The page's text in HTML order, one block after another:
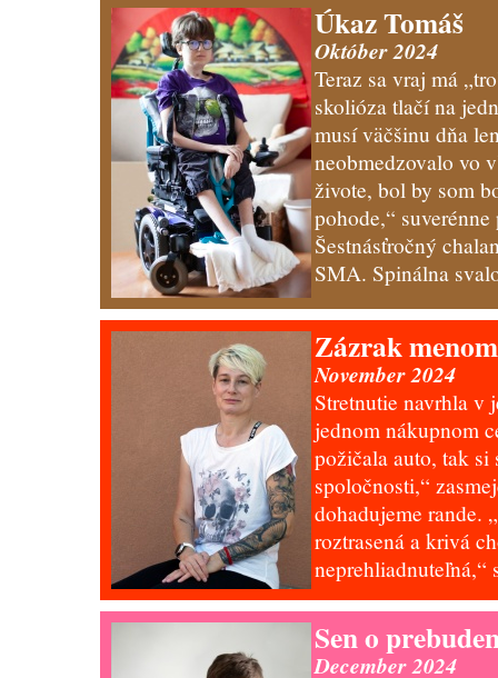
Úkaz Tomáš
Október 2024
Teraz sa vraj má
skolióza tlačí na
musí väčšinu dňa
neobmedzovalo vo
živote, bol by som
pohode,“
Šestnásťročný
SMA. Spinálna
Zázrak
November 2024
Stretnutie navrhla v
jednom nákupnom
požičala auto, tak
spoločnosti,“
dohadujeme rande.
roztrasená a krivá
Sen o
December 2024